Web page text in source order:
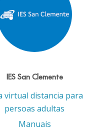
IES San Clemente
virtual distancia para
persoas adultas
Manuais